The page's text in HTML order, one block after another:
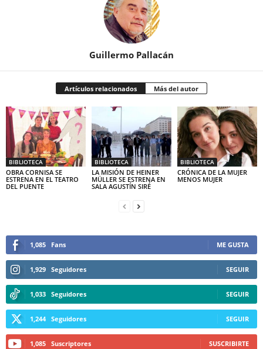
Guillermo Pallacán
Artículos relacionados Más del autor
BIBLIOTECA
OBRA CORNISA SE
ESTRENA EN EL TEATRO
DEL PUENTE
BIBLIOTECA
LA MISIÓN DE HEINER
MÜLLER SE ESTRENA EN
SALA AGUSTÍN SIRÉ
BIBLIOTECA
CRÓNICA DE LA MUJER
MENOS MUJER
1,085 Fans ME GUSTA
1,929 Seguidores SEGUIR
1,033 Seguidores SEGUIR
1,244 Seguidores SEGUIR
1,085 Suscriptores SUSCRIBIRTE